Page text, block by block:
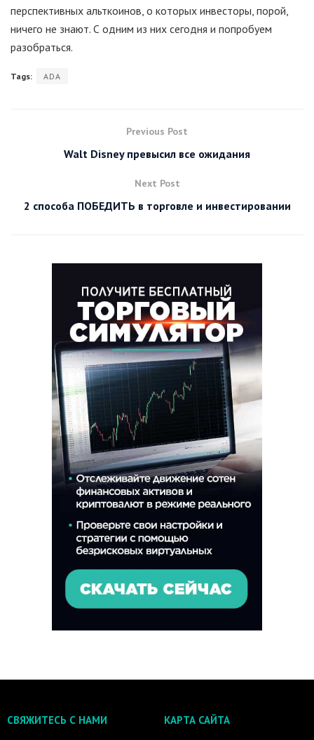
перспективных альткоинов, о которых инвесторы, порой,
ничего не знают. С одним из них сегодня и попробуем
разобраться.
Tags: ADA
Previous Post
Walt Disney превысил все ожидания
Next Post
2 способа ПОБЕДИТЬ в торговле и инвестировании
СВЯЖИТЕСЬ С НАМИ КАРТА САЙТА